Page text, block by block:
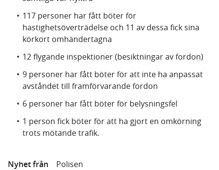
117 personer har fått böter för
hastighetsöverträdelse och 11 av dessa fick sina
körkort omhändertagna
12 flygande inspektioner (besiktningar av fordon)
9 personer har fått böter för att inte ha anpassat
avståndet till framförvarande fordon
6 personer har fått böter för belysningsfel
1 person fick böter för att ha gjort en omkörning
trots mötande trafik.
Nyhet från
Polisen